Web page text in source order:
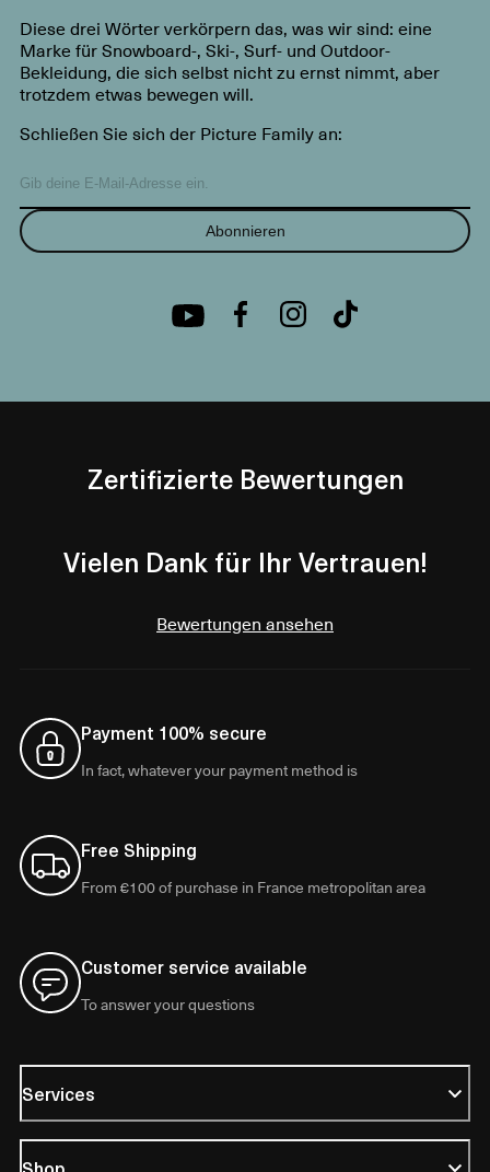
Diese drei Wörter verkörpern das, was wir sind: eine
Marke für Snowboard-, Ski-, Surf- und Outdoor-
Bekleidung, die sich selbst nicht zu ernst nimmt, aber
trotzdem etwas bewegen will.
Schließen Sie sich der Picture Family an:
Abonnieren
Zertifizierte Bewertungen
Vielen Dank für Ihr Vertrauen!
Bewertungen ansehen
Payment 100% secure
In fact, whatever your payment method is
Free Shipping
From €100 of purchase in France metropolitan area
Customer service available
To answer your questions
Services